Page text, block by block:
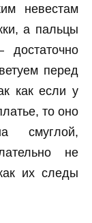
невестам
а пальцы
достаточно
перед
как если у
то оно
смуглой,
не
их следы